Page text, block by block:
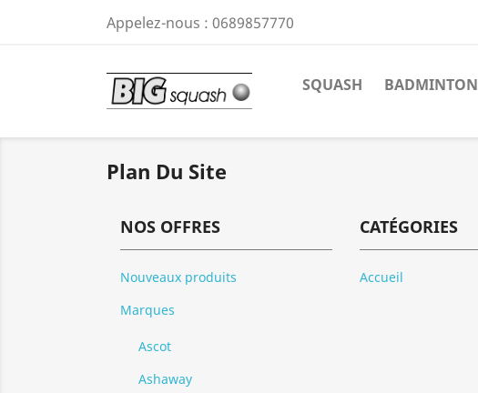
Appelez-nous : 0689857770
SQUASH BADMINTON
Plan Du Site
NOS OFFRES
Nouveaux produits
Marques
Ascot
Ashaway
CATÉGORIES
Accueil